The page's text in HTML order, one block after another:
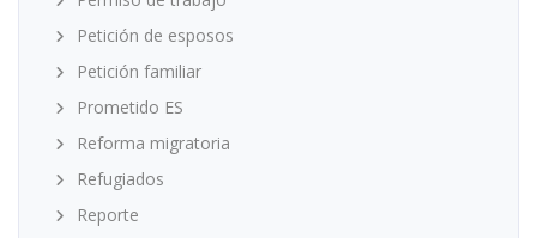
Petición de esposos
Petición familiar
Prometido ES
Reforma migratoria
Refugiados
Reporte